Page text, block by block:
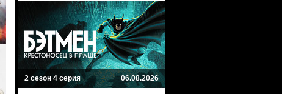
2 сезон 4 серия 06.08.2026